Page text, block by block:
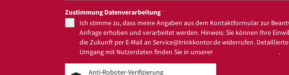
Zustimmung Datenverarbeitung*
Ich stimme zu, dass meine Angaben aus dem Kontaktformular zur
Anfrage erhoben und verarbeitet werden. Hinweis: Sie können Ihre
die Zukunft per E-Mail an Service@trinkkontor.de widerrufen.
Umgang mit Nutzerdaten finden Sie in unserer
.
Anti-Roboter-Verifizierung